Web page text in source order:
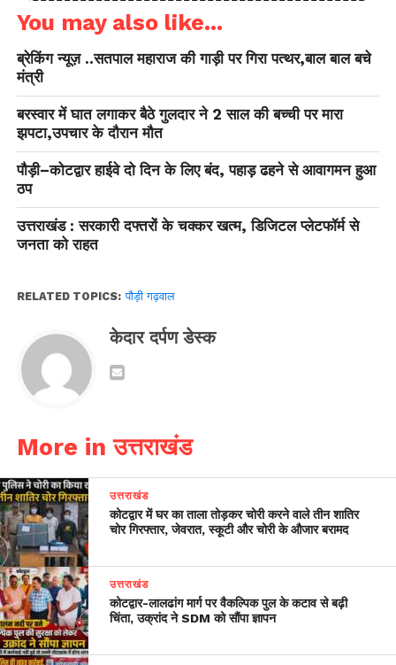
You may also like...
ब्रेकिंग न्यूज़ ..सतपाल महाराज की गाड़ी पर गिरा पत्थर,बाल बाल बचे
मंत्री
बरस्वार में घात लगाकर बैठे गुलदार ने 2 साल की बच्ची पर मारा
झपटा,उपचार के दौरान मौत
पौड़ी–कोटद्वार हाईवे दो दिन के लिए बंद, पहाड़ ढहने से आवागमन हुआ
ठप
उत्तराखंड : सरकारी दफ्तरों के चक्कर खत्म, डिजिटल प्लेटफॉर्म से
जनता को राहत
RELATED TOPICS: पौड़ी गढ़वाल
केदार दर्पण डेस्क
More in उत्तराखंड
उत्तराखंड
कोटद्वार में घर का ताला तोड़कर चोरी करने वाले तीन शातिर
चोर गिरफ्तार, जेवरात, स्कूटी और चोरी के औजार बरामद
उत्तराखंड
​कोटद्वार-लालढांग मार्ग पर वैकल्पिक पुल के कटाव से बढ़ी
चिंता, उक्रांद ने SDM को सौंपा ज्ञापन